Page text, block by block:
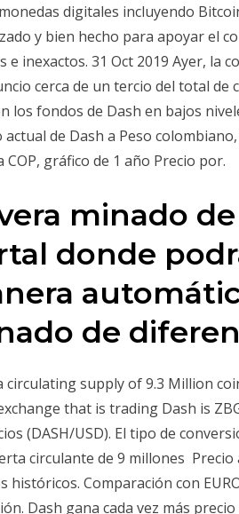
digitales incluyendo
y bien hecho para apoyar el
e inexactos. 31 Oct 2019 Ayer, la
cerca de un tercio del total de
los fondos de Dash en bajos
actual de Dash a Peso
COP, gráfico de 1 año Precio por.
minado
donde
de
circulating supply of 9.3 Million
that is trading Dash is
(DASH/USD). El tipo de
circulante de 9 millones Precio
históricos. Comparación con
Dash gana cada vez más